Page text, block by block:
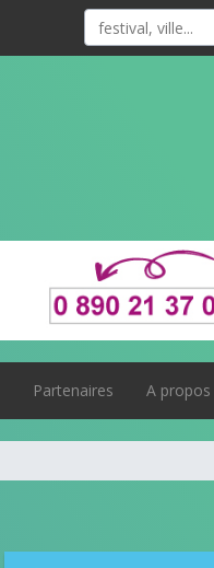
Partenaires A propos